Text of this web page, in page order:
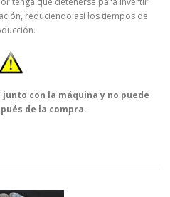
reduciendo así los tiempos de
con la máquina y no puede
de la compra.